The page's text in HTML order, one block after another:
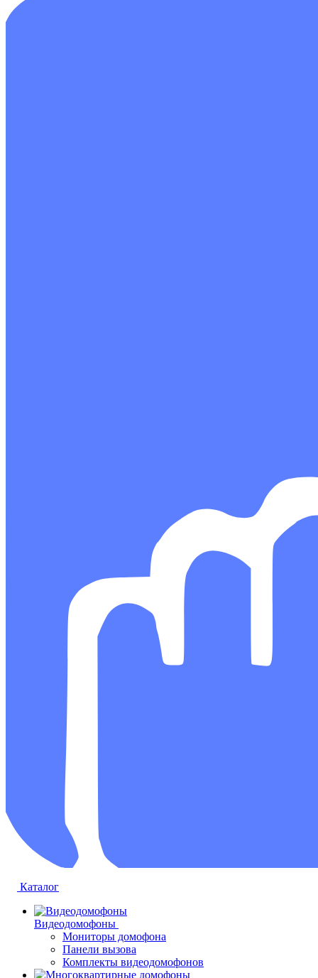
Каталог
Видеодомофоны
Мониторы домофона
Панели вызова
Комплекты видеодомофонов